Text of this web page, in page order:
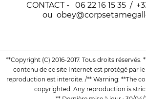
CONTACT - 06 22 16 15 35 /
ou
**Copyright (C) 2016-2017. Tous droits réservés.
contenu de ce site Internet est protégé par
reproduction est interdite. /** Warning: **The
copyrighted. Any reproduction is